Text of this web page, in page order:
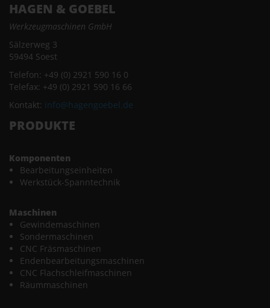
HAGEN & GOEBEL
Werkzeugmaschinen GmbH
Sälzerweg 3
59494 Soest
Telefon: +49 (0) 2921 590 16 0
Telefax: +49 (0) 2921 590 16 66
Kontakt: info@hagengoebel.de
PRODUKTE
Komponenten
Bearbeitungseinheiten
Werkstück-Spanntechnik
Maschinen
Gewindemaschinen
Sondermaschinen
CNC Fräsmaschinen
Endenbearbeitungsmaschinen
CNC Flachschleifmaschinen
Räummaschinen